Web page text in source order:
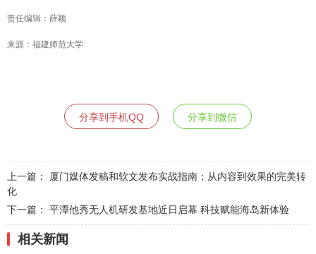
责任编辑：薛颖
来源：福建师范大学
分享到手机QQ 分享到微信
上一篇：
厦门媒体发稿和软文发布实战指南：从内容到效果的完美转
化
下一篇： 平潭他秀无人机研发基地近日启幕 科技赋能海岛新体验
相关新闻